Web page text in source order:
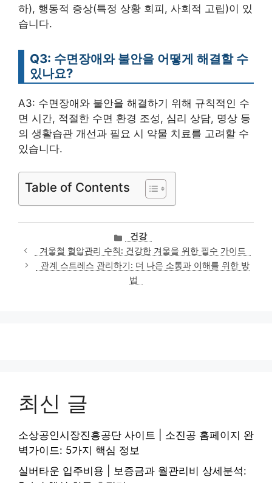
하), 행동적 증상(특정 상황 회피, 사회적 고립)이 있
습니다.
Q3: 수면장애와 불안을 어떻게 해결할 수
있나요?
A3: 수면장애와 불안을 해결하기 위해 규칙적인 수
면 시간, 적절한 수면 환경 조성, 심리 상담, 명상 등
의 생활습관 개선과 필요 시 약물 치료를 고려할 수
있습니다.
Table of Contents
카
테
고
리
건강
겨울철 혈압관리 수칙: 건강한 겨울을 위한 필수 가이드
관계 스트레스 관리하기: 더 나은 소통과 이해를 위한 방
법
최신 글
소상공인시장진흥공단 사이트 | 소진공 홈페이지 완
벽가이드: 5가지 핵심 정보
실버타운 입주비용 | 보증금과 월관리비 상세분석: